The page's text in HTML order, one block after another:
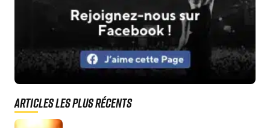
Articles les plus récents